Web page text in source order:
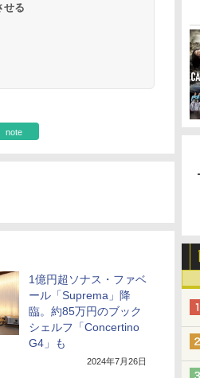
せる
note
1億円超ソナス・ファベ
ール「Suprema」降
臨。約85万円のブック
シェルフ「Concertino
G4」も
2024年7月26日